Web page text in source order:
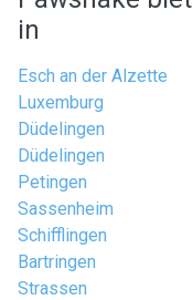
in
Esch an der Alzette
Luxemburg
Düdelingen
Düdelingen
Petingen
Sassenheim
Schifflingen
Bartringen
Strassen